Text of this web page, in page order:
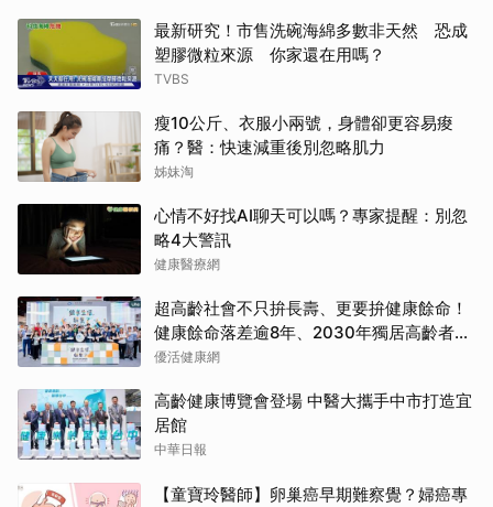
最新研究！市售洗碗海綿多數非天然 恐成
塑膠微粒來源 你家還在用嗎？
TVBS
瘦10公斤、衣服小兩號，身體卻更容易痠
痛？醫：快速減重後別忽略肌力
姊妹淘
心情不好找AI聊天可以嗎？專家提醒：別忽
略4大警訊
健康醫療網
超高齡社會不只拚長壽、更要拚健康餘命！
健康餘命落差逾8年、2030年獨居高齡者估
破百萬戶
優活健康網
高齡健康博覽會登場 中醫大攜手中市打造宜
居館
中華日報
【童寶玲醫師】卵巢癌早期難察覺？婦癌專